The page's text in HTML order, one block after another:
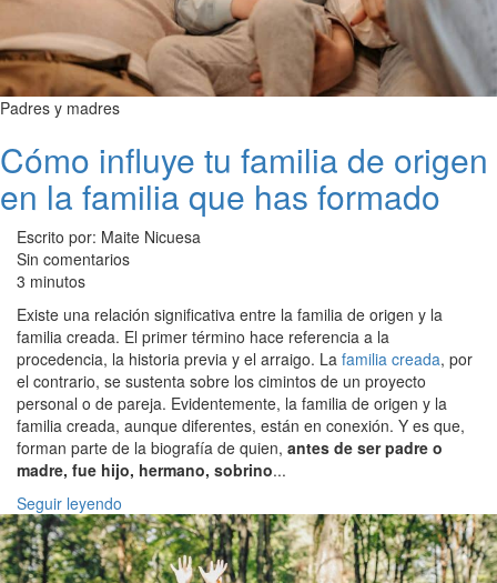
Padres y madres
Cómo influye tu familia de origen
en la familia que has formado
Escrito por: Maite Nicuesa
Sin comentarios
3 minutos
Existe una relación significativa entre la familia de origen y la
familia creada. El primer término hace referencia a la
procedencia, la historia previa y el arraigo. La familia creada, por
el contrario, se sustenta sobre los cimintos de un proyecto
personal o de pareja. Evidentemente, la familia de origen y la
familia creada, aunque diferentes, están en conexión. Y es que,
forman parte de la biografía de quien, antes de ser padre o
madre, fue hijo, hermano, sobrino...
Seguir leyendo